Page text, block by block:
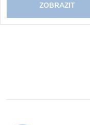
ZOBRAZIT